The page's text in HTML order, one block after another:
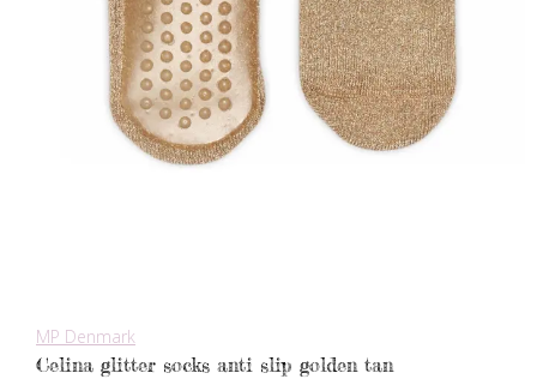
MP Denmark
Celina glitter socks anti slip golden tan